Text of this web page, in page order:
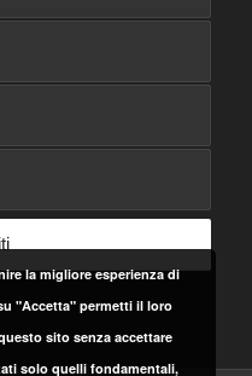
la migliore esperienza di
"Accetta" permetti il loro
sito senza accettare
solo quelli fondamentali,